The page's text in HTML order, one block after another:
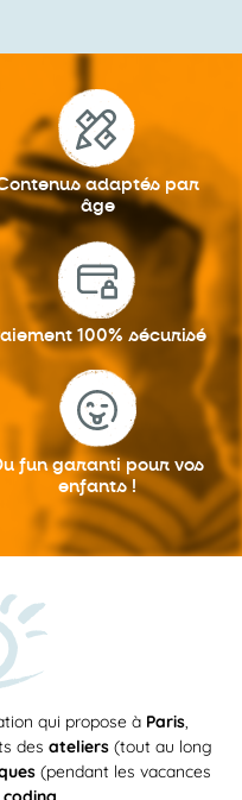
adaptés par
âge
100% sécurisé
fun garantipour vos
enfants !
qui propose à Paris,
des ateliers (tout au long
(pendant les vacances